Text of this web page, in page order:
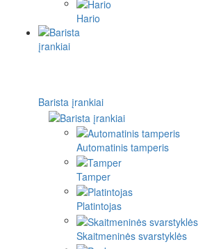
Hario
Barista įrankiai
Automatinis tamperis
Tamper
Platintojas
Skaitmeninės svarstyklės